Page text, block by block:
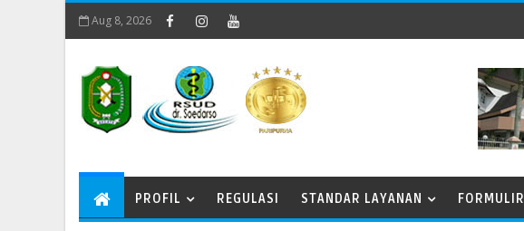
Aug 8, 2026
PROFIL REGULASI STANDAR LAYANAN FORMULIR